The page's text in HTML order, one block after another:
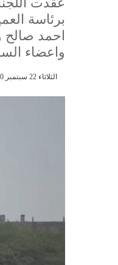
برئاسة
احمد صالح
واعضاء
الثلاثاء 22 سبتمبر 2020 - 8:30 مساءً